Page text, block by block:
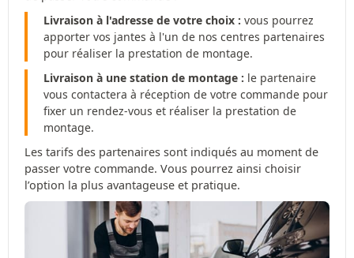
Livraison à l'adresse de votre choix : vous pourrez
apporter vos jantes à l'un de nos centres partenaires
pour réaliser la prestation de montage.
Livraison à une station de montage : le partenaire
vous contactera à réception de votre commande pour
fixer un rendez-vous et réaliser la prestation de
montage.
Les tarifs des partenaires sont indiqués au moment de
passer votre commande. Vous pourrez ainsi choisir
l’option la plus avantageuse et pratique.